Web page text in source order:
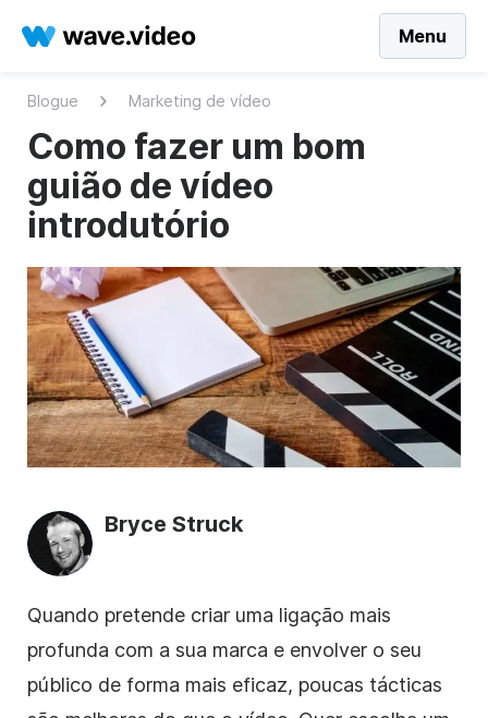
Menu
Blogue Marketing de vídeo
Como fazer um bom
guião de vídeo
introdutório
Bryce Struck
Quando pretende criar uma ligação mais
profunda com a sua marca e envolver o seu
público de forma mais eficaz, poucas tácticas